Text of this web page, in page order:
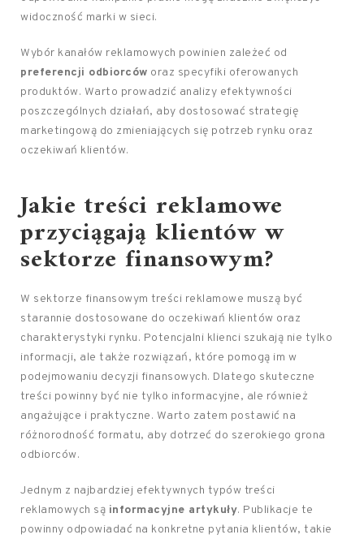
widoczność marki w sieci.
Wybór kanałów reklamowych powinien zależeć od
preferencji odbiorców oraz specyfiki oferowanych
produktów. Warto prowadzić analizy efektywności
poszczególnych działań, aby dostosować strategię
marketingową do zmieniających się potrzeb rynku oraz
oczekiwań klientów.
Jakie treści reklamowe
przyciągają klientów w
sektorze finansowym?
W sektorze finansowym treści reklamowe muszą być
starannie dostosowane do oczekiwań klientów oraz
charakterystyki rynku. Potencjalni klienci szukają nie tylko
informacji, ale także rozwiązań, które pomogą im w
podejmowaniu decyzji finansowych. Dlatego skuteczne
treści powinny być nie tylko informacyjne, ale również
angażujące i praktyczne. Warto zatem postawić na
różnorodność formatu, aby dotrzeć do szerokiego grona
odbiorców.
Jednym z najbardziej efektywnych typów treści
reklamowych są informacyjne artykuły. Publikacje te
powinny odpowiadać na konkretne pytania klientów, takie